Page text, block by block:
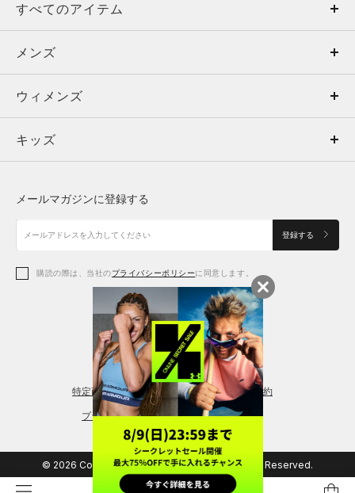
すべてのアイテム
メンズ
ウィメンズ
キッズ
アクセサリー
メンズ
トップス
ボトムス
アクセサリー
ウィメンズ
トップス
シューズ
アクセサリー
レギンス＆タイツ
キッズ
シューズ
メールマガジンに登録する
登録する
購読の際は、当社のプライバシーポリシーに同意します。
特定商取引法に基づく通販の表記 会員規約
プライバシーポリシー
© 2026 Copyright DOME Corporation. All Rights Reserved.